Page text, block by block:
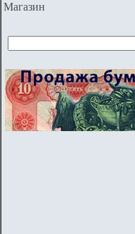
Магазин